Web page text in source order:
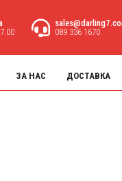
089 336 1670
ЗА НАС ДОСТАВКА